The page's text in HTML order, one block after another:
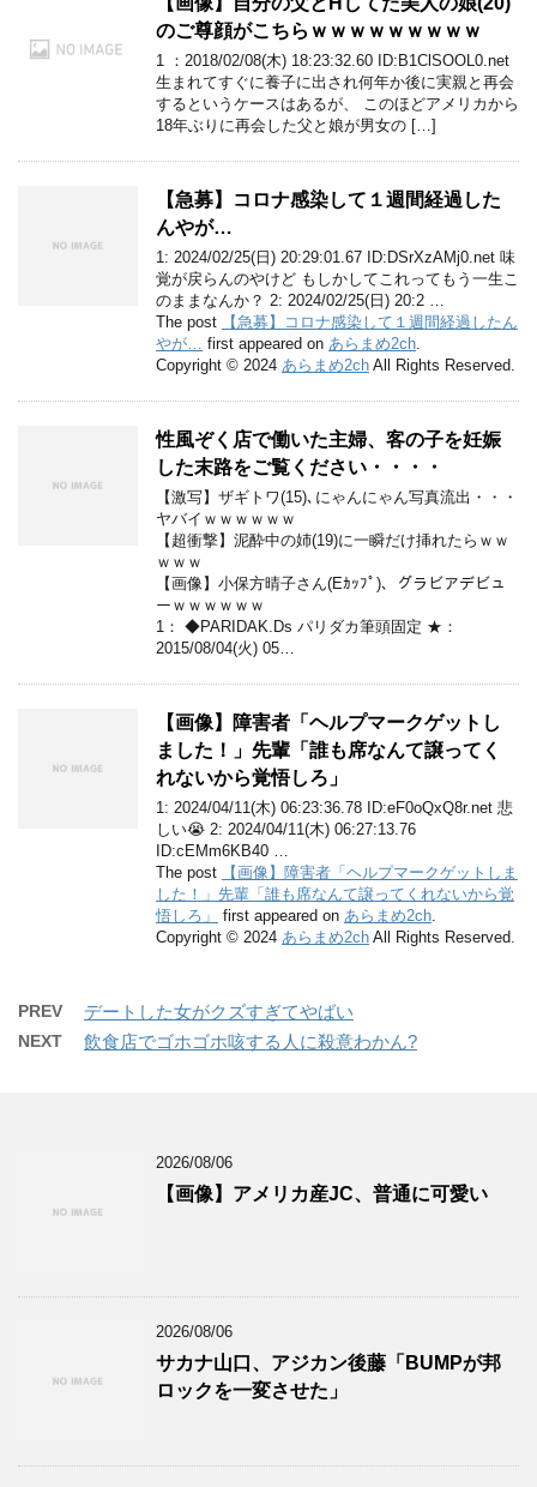
のご尊顔がこちらｗｗｗｗｗｗｗｗｗ
1 ：2018/02/08(木) 18:23:32.60 ID:B1ClSOOL0.net
生まれてすぐに養子に出され何年か後に実親と再会
するというケースはあるが、 このほどアメリカから
18年ぶりに再会した父と娘が男女の […]
【急募】コロナ感染して１週間経過した
んやが…
1: 2024/02/25(日) 20:29:01.67 ID:DSrXzAMj0.net 味
覚が戻らんのやけど もしかしてこれってもう一生こ
のままなんか？ 2: 2024/02/25(日) 20:2 …
The post
【急募】コロナ感染して１週間経過したん
やが…
first appeared on あらまめ2ch
Copyright © 2024 あらまめ2ch All Rights Reserved.
性風ぞく店で働いた主婦、客の子を妊娠
した末路をご覧ください・・・・
【激写】ザギトワ(15)､にゃんにゃん写真流出・・・
ヤバイｗｗｗｗｗｗ
【超衝撃】泥酔中の姉(19)に一瞬だけ挿れたらｗｗ
ｗｗｗ
【画像】小保方晴子さん(Eｶｯﾌﾟ)、グラビアデビュ
ーｗｗｗｗｗｗ
1： ◆PARIDAK.Ds パリダカ筆頭固定 ★：
2015/08/04(火) 05…
【画像】障害者「ヘルプマークゲットし
ました！」先輩「誰も席なんて譲ってく
れないから覚悟しろ」
1: 2024/04/11(木) 06:23:36.78 ID:eF0oQxQ8r.net 悲
しい😭 2: 2024/04/11(木) 06:27:13.76
ID:cEMm6KB40 …
The post
【画像】障害者「ヘルプマークゲットしま
した！」先輩「誰も席なんて譲ってくれないから覚
悟しろ」
first appeared on あらまめ2ch
Copyright © 2024 あらまめ2ch All Rights Reserved.
PREV デートした女がクズすぎてやばい
NEXT 飲食店でゴホゴホ咳する人に殺意わかん?
2026/08/06
【画像】アメリカ産JC、普通に可愛い
2026/08/06
サカナ山口、アジカン後藤「BUMPが邦
ロックを一変させた」